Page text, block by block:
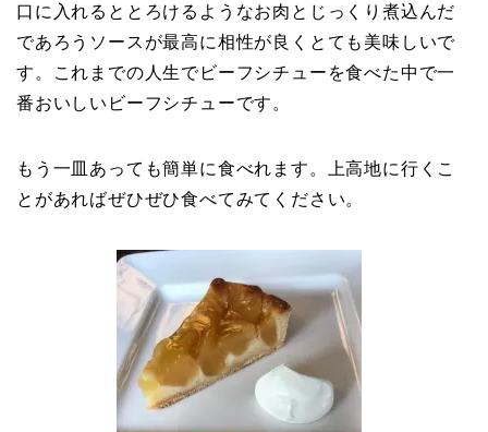
口に入れるととろけるようなお肉とじっくり煮込んだ
であろうソースが最高に相性が良くとても美味しいで
す。これまでの人生でビーフシチューを食べた中で一
番おいしいビーフシチューです。
もう一皿あっても簡単に食べれます。上高地に行くこ
とがあればぜひぜひ食べてみてください。